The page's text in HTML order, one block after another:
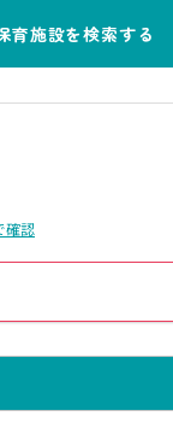
育施設を検索する
確認